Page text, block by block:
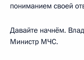
пониманием своей
Давайте начнём.
Министр МЧС.